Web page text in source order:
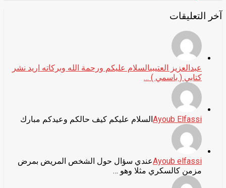
آخر التعليقات
عبدالعزيز العتيبيالسلام عليكم ورحمة الله وبركاته اريد نشر
كتابي ( باسمي ) …
Ayoub Elfassi السلام عليكم كيف حالكم وعيدكم مبارك
Ayoub elfassiعندي سؤال حول الشخص المريض بمرض
مزمن كالسكري مثلا وهو …